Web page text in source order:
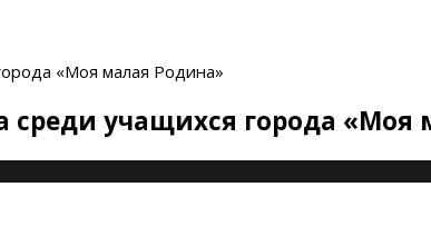
«Моя малая Родина»
среди учащихся города